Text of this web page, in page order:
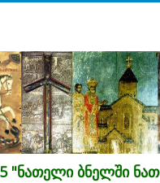
"ნათელი ბნელში